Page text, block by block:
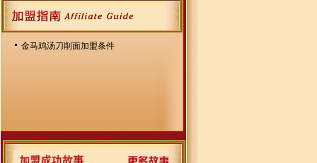
金马鸡汤刀削面加盟条件